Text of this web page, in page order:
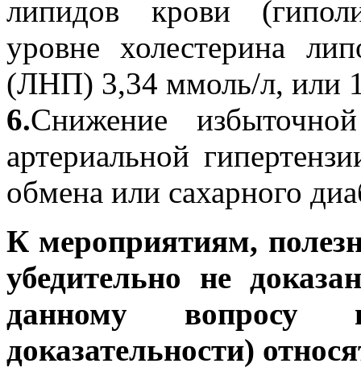
липидов крови
уровне холестерина
(ЛНП) 3,34 ммоль/л, или
6.Снижение
артериальной
обмена или сахарного
К мероприятиям,
убедительно не
данному вопросу
доказательности)